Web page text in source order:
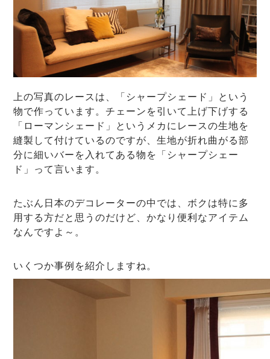
上の写真のレースは、「シャープシェード」という
物で作っています。チェーンを引いて上げ下げする
「ローマンシェード」というメカにレースの生地を
縫製して付けているのですが、生地が折れ曲がる部
分に細いバーを入れてある物を「シャープシェー
ド」って言います。
たぶん日本のデコレーターの中では、ボクは特に多
用する方だと思うのだけど、かなり便利なアイテム
なんですよ～。
いくつか事例を紹介しますね。